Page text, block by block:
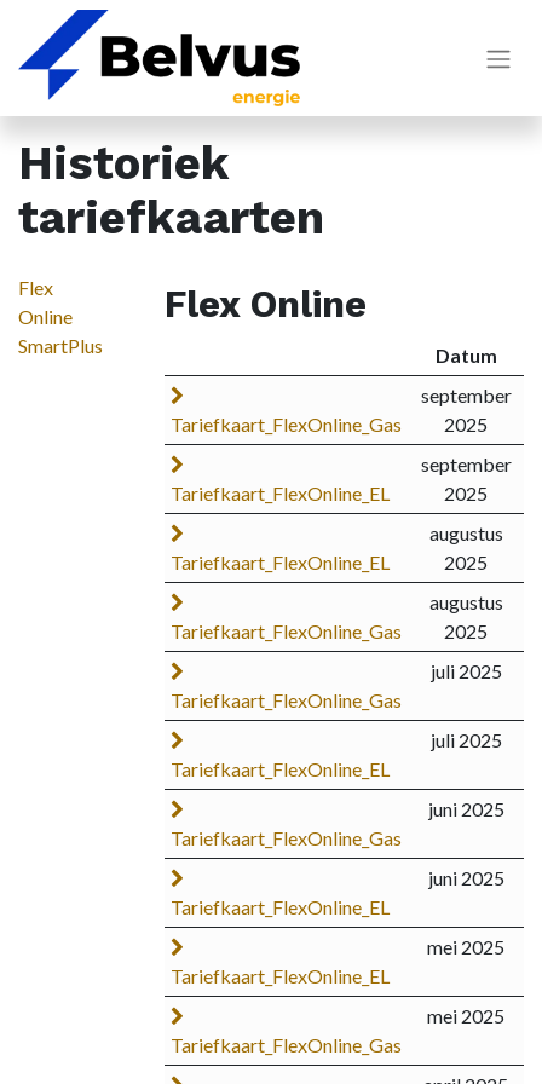
Historiek
tariefkaarten
Flex
Online
SmartPlus
Flex Online
Datum
Tariefkaart_FlexOnline_Gas
september
2025
Tariefkaart_FlexOnline_EL
september
2025
Tariefkaart_FlexOnline_EL
augustus
2025
Tariefkaart_FlexOnline_Gas
augustus
2025
Tariefkaart_FlexOnline_Gas
juli 2025
Tariefkaart_FlexOnline_EL
juli 2025
Tariefkaart_FlexOnline_Gas
juni 2025
Tariefkaart_FlexOnline_EL
juni 2025
Tariefkaart_FlexOnline_EL
mei 2025
Tariefkaart_FlexOnline_Gas
mei 2025